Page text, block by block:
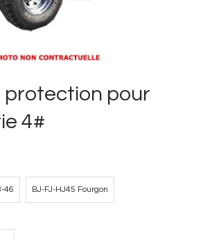
protection pour
4#
46 BJ-FJ-HJ45 Fourgon